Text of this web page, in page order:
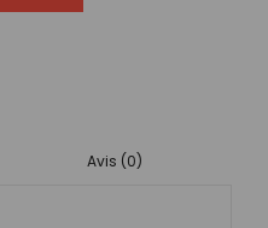
Avis (0)